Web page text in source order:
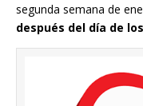
segunda semana de
después del día de